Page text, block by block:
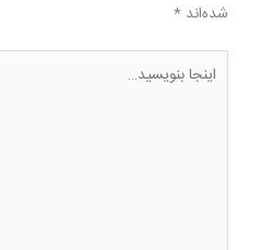
شده‌اند *
اینجا
بنویسید…